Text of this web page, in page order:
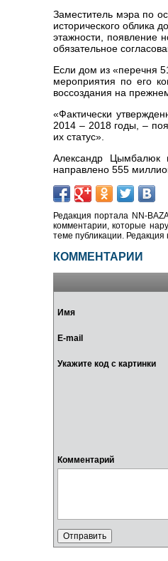
Заместитель мэра по
исторического облика
этажности, появление
обязательное
Если дом из «перечня
мероприятия по его
воссоздания на
«Фактически
2014 – 2018 годы, –
их статус».
Александр Цымбалюк
направлено 555
Редакция портала NN-
комментарии, которые
теме публикации.
КОММЕНТАРИИ
Имя
E-mail
Укажите код с картинки
Комментарий